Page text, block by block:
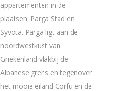
appartementen in de
plaatsen: Parga Stad en
Syvota. Parga ligt aan de
noordwestkust van
Griekenland vlakbij de
Albanese grens en tegenover
het mooie eiland Corfu en de